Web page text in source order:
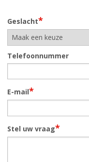
Geslacht*
Telefoonnummer
E-mail*
Stel uw vraag*